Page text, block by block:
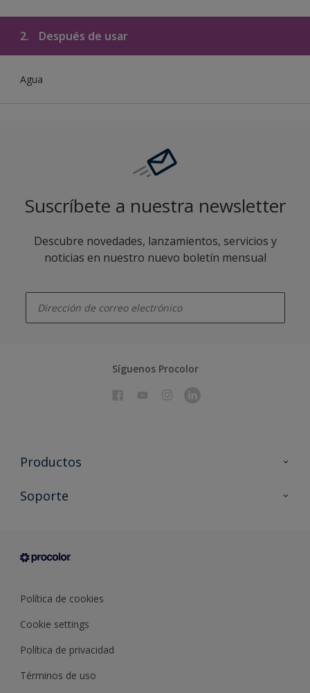
2. Después de usar
Agua
Suscríbete a nuestra newsletter
Descubre novedades, lanzamientos, servicios y
noticias en nuestro nuevo boletín mensual
Síguenos Procolor
Productos
Todos los productos
Condiciones generales de venta
Soporte
Sobre Procolor
Política de cookies
Cookie settings
Política de privacidad
Términos de uso